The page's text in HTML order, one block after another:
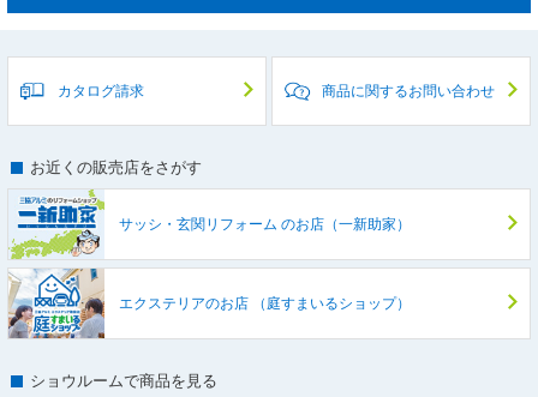
カタログ請求 商品に関するお問い合わせ
お近くの販売店をさがす
サッシ・玄関リフォーム のお店（一新助家）
エクステリアのお店（庭すまいるショップ）
ショウルームで商品を見る